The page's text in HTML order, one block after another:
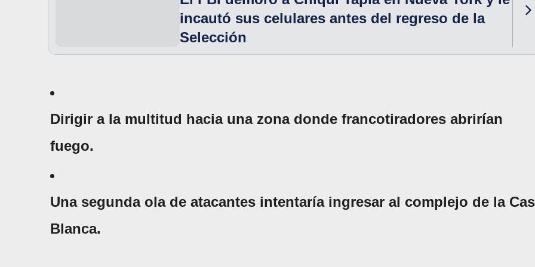
incautó sus celulares antes del regreso de la
Selección
Dirigir a la multitud hacia una zona donde francotiradores abrirían
fuego.
Una segunda ola de atacantes intentaría ingresar al complejo de la
Blanca.